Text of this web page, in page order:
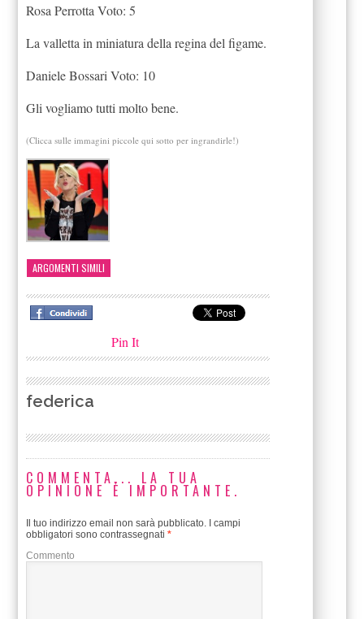
Rosa Perrotta Voto: 5
La valletta in miniatura della regina del figame.
Daniele Bossari Voto: 10
Gli vogliamo tutti molto bene.
(Clicca sulle immagini piccole qui sotto per ingrandirle!)
ARGOMENTI SIMILI
Pin It
federica
COMMENTA... LA TUA
OPINIONE È IMPORTANTE.
Il tuo indirizzo email non sarà pubblicato. I campi
obbligatori sono contrassegnati*
Commento